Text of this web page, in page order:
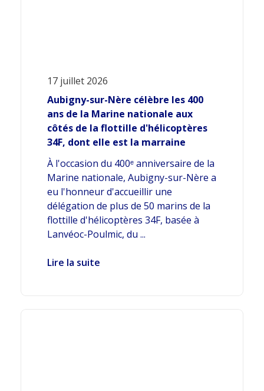
17 juillet 2026
Aubigny-sur-Nère célèbre les 400
ans de la Marine nationale aux
côtés de la flottille d'hélicoptères
34F, dont elle est la marraine
À l'occasion du 400ᵉ anniversaire de la
Marine nationale, Aubigny-sur-Nère a
eu l'honneur d'accueillir une
délégation de plus de 50 marins de la
flottille d'hélicoptères 34F, basée à
Lanvéoc-Poulmic, du ...
Lire la suite